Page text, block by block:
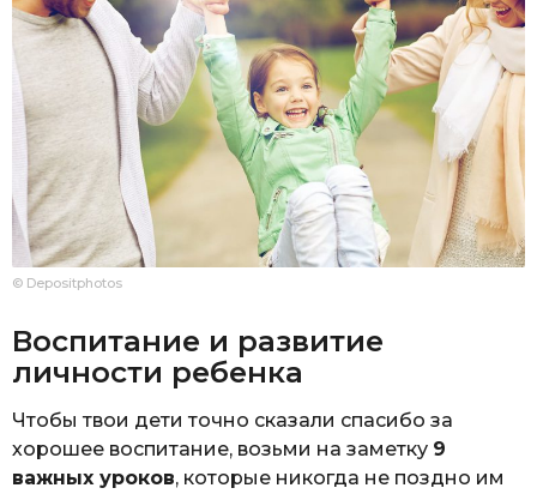
© Depositphotos
Воспитание и развитие
личности ребенка
Чтобы твои дети точно сказали спасибо за
хорошее воспитание, возьми на заметку 9
важных уроков, которые никогда не поздно им